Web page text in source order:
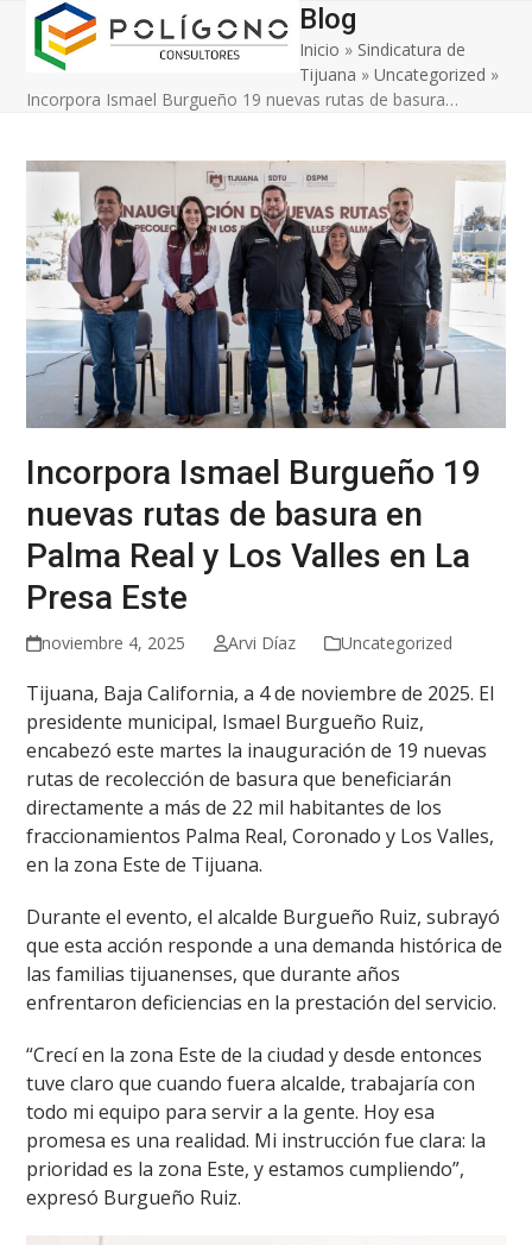
Skip
content
Open
mobile
menu
Close
mobile
menu
Blog
Inicio » Sindicatura de
Tijuana »Uncategorized »
Incorpora Ismael Burgueño 19 nuevas rutas de basura…
Incorpora Ismael Burgueño 19
nuevas rutas de basura en
Palma Real y Los Valles en La
Presa Este
noviembre 4, 2025 Arvi Díaz Uncategorized
Tijuana, Baja California, a 4 de noviembre de 2025. El
presidente municipal, Ismael Burgueño Ruiz,
encabezó este martes la inauguración de 19 nuevas
rutas de recolección de basura que beneficiarán
directamente a más de 22 mil habitantes de los
fraccionamientos Palma Real, Coronado y Los Valles,
en la zona Este de Tijuana.
Durante el evento, el alcalde Burgueño Ruiz, subrayó
que esta acción responde a una demanda histórica de
las familias tijuanenses, que durante años
enfrentaron deficiencias en la prestación del servicio.
“Crecí en la zona Este de la ciudad y desde entonces
tuve claro que cuando fuera alcalde, trabajaría con
todo mi equipo para servir a la gente. Hoy esa
promesa es una realidad. Mi instrucción fue clara: la
prioridad es la zona Este, y estamos cumpliendo”,
expresó Burgueño Ruiz.